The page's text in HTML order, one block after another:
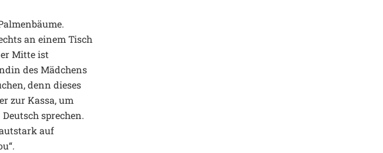
an einem Tisch
Mitte ist
des Mädchens
denn dieses
zur Kassa, um
sprechen.
auf